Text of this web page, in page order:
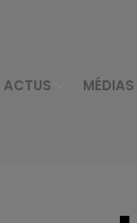
ACTUS MÉDIAS